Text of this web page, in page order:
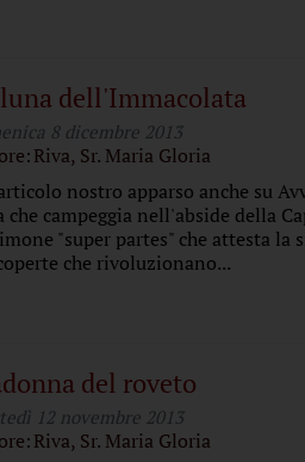
dell'Immacolata
8 dicembre 2013
Riva, Sr. Maria Gloria
nostro apparso anche su
che campeggia nell'abside della
"super partes" che attesta la
che rivoluzionano...
del roveto
12 novembre 2013
Riva, Sr. Maria Gloria